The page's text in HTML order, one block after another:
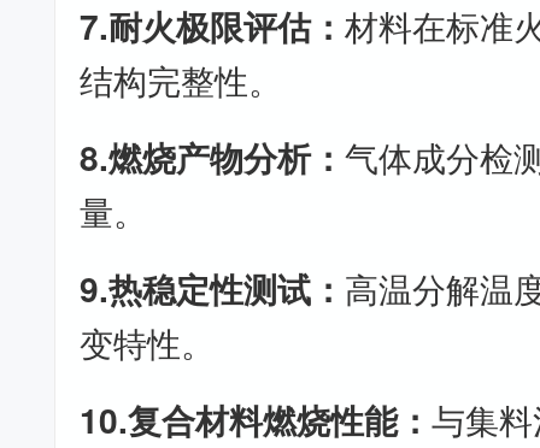
7.耐火极限评估：材料在标准
结构完整性。
8.燃烧产物分析：气体成分检
量。
9.热稳定性测试： 高温分解温
变特性。
10.复合材料燃烧性能：与集